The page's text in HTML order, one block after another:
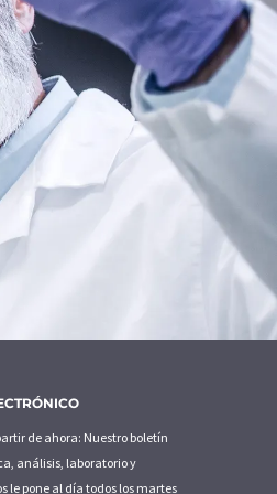
de ahora: Nuestro boletín
análisis, laboratorio y
le pone al día todos los martes